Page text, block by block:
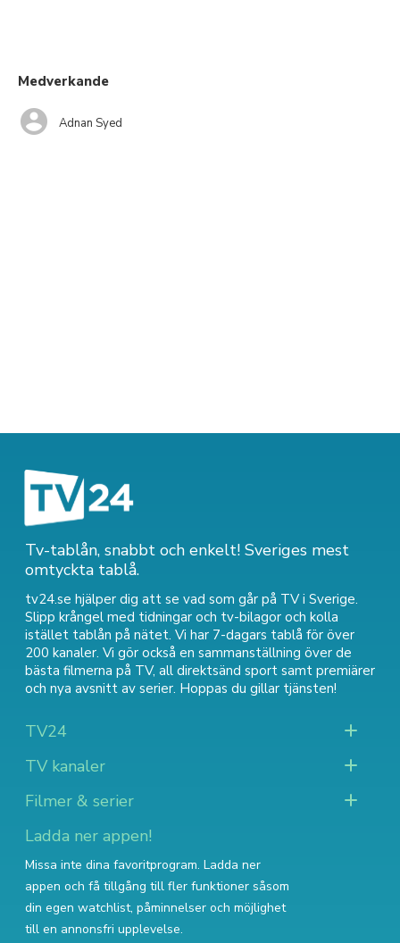
Medverkande
Adnan Syed
Tv-tablån, snabbt och enkelt! Sveriges mest
omtyckta tablå.
tv24.se hjälper dig att se vad som går på TV i Sverige.
Slipp krångel med tidningar och tv-bilagor och kolla
istället tablån på nätet. Vi har 7-dagars tablå för över
200 kanaler. Vi gör också en sammanställning över de
bästa filmerna på TV, all direktsänd sport samt premiärer
och nya avsnitt av serier. Hoppas du gillar tjänsten!
TV24
TV kanaler
Filmer & serier
Ladda ner appen!
Missa inte dina favoritprogram. Ladda ner
appen och få tillgång till fler funktioner såsom
din egen watchlist, påminnelser och möjlighet
till en annonsfri upplevelse.